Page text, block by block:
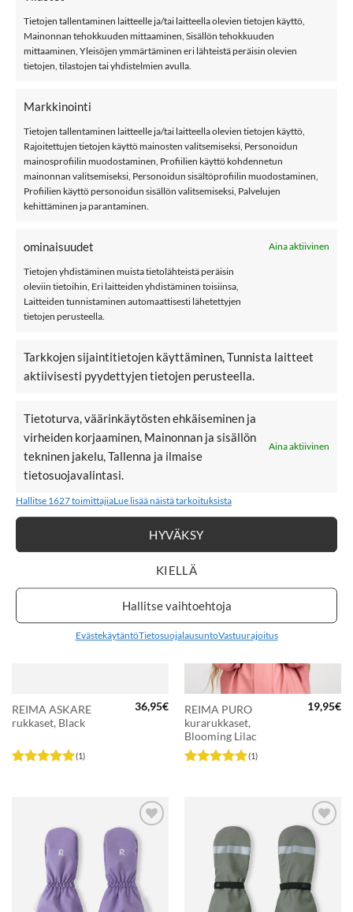
Tietojen tallentaminen laitteelle ja/tai laitteella olevien tietojen käyttö,
Mainonnan tehokkuuden mittaaminen, Sisällön tehokkuuden
mittaaminen, Yleisöjen ymmärtäminen eri lähteistä peräisin olevien
tietojen, tilastojen tai yhdistelmien avulla.
Markkinointi
Tietojen tallentaminen laitteelle ja/tai laitteella olevien tietojen käyttö,
Rajoitettujen tietojen käyttö mainosten valitsemiseksi, Personoidun
mainosprofiilin muodostaminen, Profiilien käyttö kohdennetun
mainonnan valitsemiseksi, Personoidun sisältöprofiilin muodostaminen,
Profiilien käyttö personoidun sisällön valitsemiseksi, Palvelujen
kehittäminen ja parantaminen.
ominaisuudet Aina aktiivinen
Tietojen yhdistäminen muista tietolähteistä peräisin
oleviin tietoihin, Eri laitteiden yhdistäminen toisiinsa,
Laitteiden tunnistaminen automaattisesti lähetettyjen
tietojen perusteella.
Tarkkojen sijaintitietojen käyttäminen, Tunnista laitteet
aktiivisesti pyydettyjen tietojen perusteella.
Tietoturva, väärinkäytösten ehkäiseminen ja
virheiden korjaaminen, Mainonnan ja sisällön
tekninen jakelu, Tallenna ja ilmaise
tietosuojavalintasi.
Aina aktiivinen
Hallitse 1627 toimittajiaLue lisää näistä tarkoituksista
HYVÄKSY
KIELLÄ
Hallitse vaihtoehtoja
EvästekäytäntöTietosuojalausuntoVastuurajoitus
LISÄÄ
SUOSIKKEIHIN
NAME IT NKNMAGIC
sormikkaat 2kpl, Grey
12,99€
LISÄÄ
NAME IT NKNMAGIC
LISÄÄ
SUOSIKKEIHIN
REIMA POIMII
softshell-kintaat, Black
22,95 €
REIMA POIMII
22,95
REIMA ASKARE
rukkaset, Black
(1)
36,95€
REIMA PURO
kurarukkaset,
Blooming Lilac
(1)
19,95€
SUOSIKKEIHIN
LISÄÄ
SUOSIKKEIHIN